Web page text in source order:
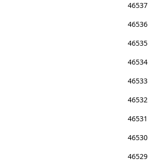
46537
46536
46535
46534
46533
46532
46531
46530
46529